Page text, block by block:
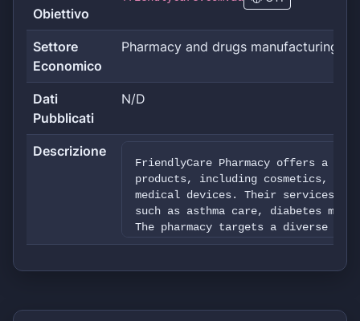
Obiettivo
Settore
Economico
Pharmacy and drugs manufacturing
Dati
Pubblicati
N/D
Descrizione
FriendlyCare Pharmacy offers a
products, including cosmetics,
medical devices. Their services
such as asthma care, diabetes
The pharmacy targets a diverse
seeking general health products,
commitment to customer